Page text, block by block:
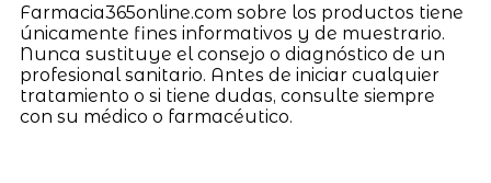
Farmacia365online.com sobre los productos tiene
únicamente fines informativos y de muestrario.
Nunca sustituye el consejo o diagnóstico de un
profesional sanitario. Antes de iniciar cualquier
tratamiento o si tiene dudas, consulte siempre
con su médico o farmacéutico.